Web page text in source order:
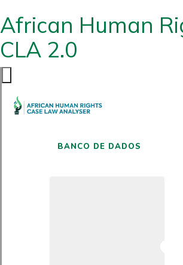
African Human
CLA 2.0
BANCO DE DADOS